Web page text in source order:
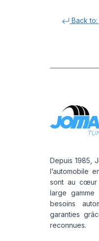
668
Back
Depuis 1985,
l’automobile
sont au cœur
large
besoins
garanties
reconnues.